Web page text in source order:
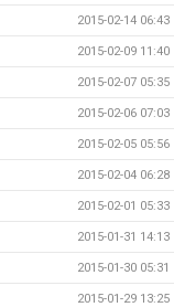
2015-02-14 06:43
2015-02-09 11:40
2015-02-07 05:35
2015-02-06 07:03
2015-02-05 05:56
2015-02-04 06:28
2015-02-01 05:33
2015-01-31 14:13
2015-01-30 05:31
2015-01-29 13:25